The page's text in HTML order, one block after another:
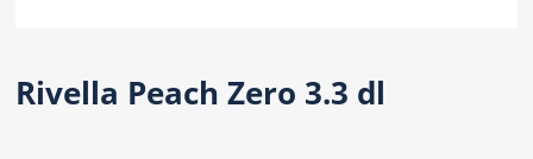
Rivella Peach Zero 3.3 dl